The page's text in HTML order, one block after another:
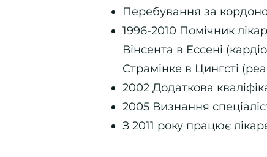
Перебування за кордоном
1996-2010 Помічник
Вінсента в Ессені
Страмінке в Цингсті
2002 Додаткова
2005 Визнання
З 2011 року працює